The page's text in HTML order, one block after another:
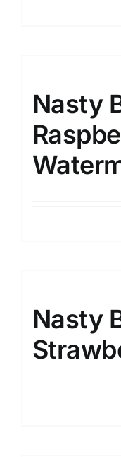
Nasty
Nasty